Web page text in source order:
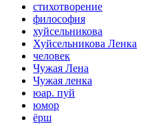
стихотворение
философия
хуйсельникова
Хуйсельникова Ленка
человек
Чужая Лена
Чужая ленка
юар. пуй
юмор
ёрш